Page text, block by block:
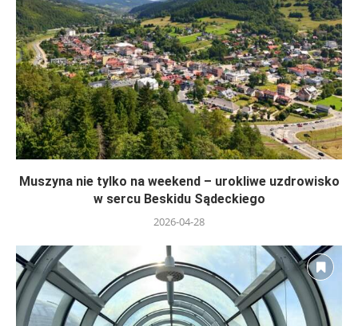
Muszyna nie tylko na weekend – urokliwe uzdrowisko
w sercu Beskidu Sądeckiego
2026-04-28